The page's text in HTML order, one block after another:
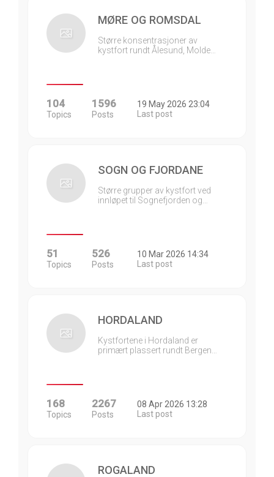
MØRE OG ROMSDAL
Større konsentrasjoner av
kystfort rundt Ålesund, Molde…
104
Topics
1596
Posts
19 May 2026 23:04
Last post
SOGN OG FJORDANE
Større grupper av kystfort ved
innløpet til Sognefjorden og…
51
Topics
526
Posts
10 Mar 2026 14:34
Last post
HORDALAND
Kystfortene i Hordaland er
primært plassert rundt Bergen…
168
Topics
2267
Posts
08 Apr 2026 13:28
Last post
ROGALAND